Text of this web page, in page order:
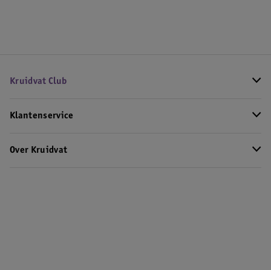
Kruidvat Club
Klantenservice
Over Kruidvat